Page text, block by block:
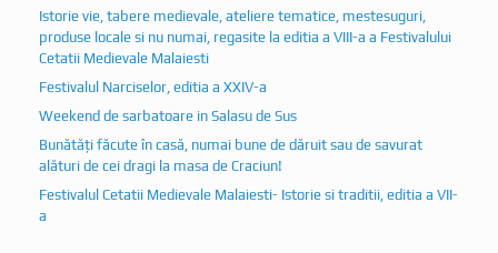
Istorie vie, tabere medievale, ateliere tematice, mestesuguri,
produse locale si nu numai, regasite la editia a VIII-a a Festivalului
Cetatii Medievale Malaiesti
Festivalul Narciselor, editia a XXIV-a
Weekend de sarbatoare in Salasu de Sus
Bunătăți făcute în casă, numai bune de dăruit sau de savurat
alături de cei dragi la masa de Craciun!
Festivalul Cetatii Medievale Malaiesti- Istorie si traditii, editia a VII-
a